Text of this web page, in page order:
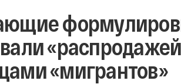
«мигрантов»